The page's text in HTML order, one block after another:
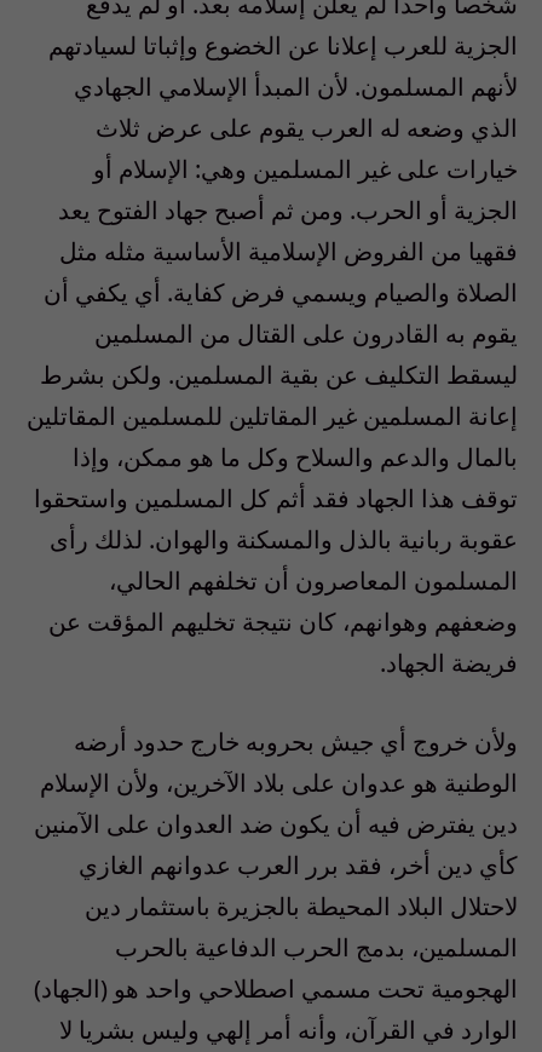
الجزية للعرب إعلانا عن الخضوع وإثباتا لسيادتهم
لأنهم المسلمون. لأن المبدأ الإسلامي الجهادي
الذي وضعه له العرب يقوم على عرض ثلاث
خيارات على غير المسلمين وهي: الإسلام أو
الجزية أو الحرب. ومن ثم أصبح جهاد الفتوح يعد
فقهيا من الفروض الإسلامية الأساسية مثله مثل
الصلاة والصيام ويسمي فرض كفاية. أي يكفي أن
يقوم به القادرون على القتال من المسلمين
ليسقط التكليف عن بقية المسلمين. ولكن بشرط
إعانة المسلمين غير المقاتلين للمسلمين المقاتلين
بالمال والدعم والسلاح وكل ما هو ممكن، وإذا
توقف هذا الجهاد فقد أثم كل المسلمين واستحقوا
عقوبة ربانية بالذل والمسكنة والهوان. لذلك رأى
المسلمون المعاصرون أن تخلفهم الحالي،
وضعفهم وهوانهم، كان نتيجة تخليهم المؤقت عن
فريضة الجهاد.
ولأن خروج أي جيش بحروبه خارج حدود أرضه
الوطنية هو عدوان على بلاد الآخرين، ولأن الإسلام
دين يفترض فيه أن يكون ضد العدوان على الآمنين
كأي دين أخر، فقد برر العرب عدوانهم الغازي
لاحتلال البلاد المحيطة بالجزيرة باستثمار دين
المسلمين، بدمج الحرب الدفاعية بالحرب
الهجومية تحت مسمي اصطلاحي واحد هو (الجهاد)
الوارد في القرآن، وأنه أمر إلهي وليس بشريا لا